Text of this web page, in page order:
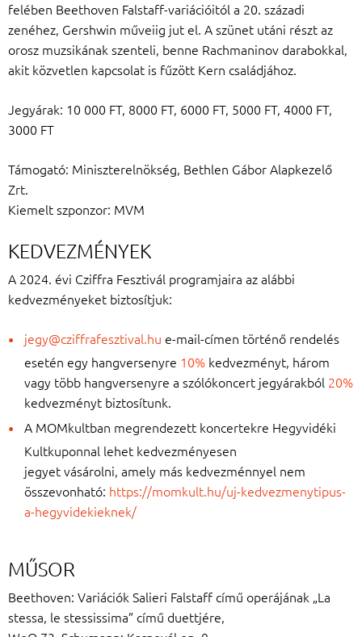
felében Beethoven ­Falstaff-variációitól a 20. századi
zenéhez, ­Gershwin műveiig jut el. A szünet utáni részt az
orosz muzsikának szenteli, benne Rachmaninov darabokkal,
akit közvetlen kapcsolat is fűzött Kern családjához.
Jegyárak: 10 000 FT, 8000 FT, 6000 FT, 5000 FT, 4000 FT,
3000 FT
Támogató: Miniszterelnökség, Bethlen Gábor Alapkezelő
Zrt.
Kiemelt szponzor: MVM
KEDVEZMÉNYEK
A 2024. évi Cziffra Fesztivál programjaira az alábbi
kedvezményeket biztosítjuk:
jegy@cziffrafesztival.hu e-mail-címen történő rendelés
esetén egy hangversenyre 10% kedvezményt, három
vagy több hangversenyre a szólókoncert jegyárakból 20%
kedvezményt biztosítunk.
A MOMkultban megrendezett koncertekre Hegyvidéki
Kultkuponnal lehet kedvezményesen
jegyet vásárolni, amely más kedvezménnyel nem
összevonható: https://momkult.hu/uj-kedvezmenytipus-
a-hegyvidekieknek/
MŰSOR
Beethoven: Variációk Salieri Falstaff című operájának „La
stessa, le stessissima” című duettjére,